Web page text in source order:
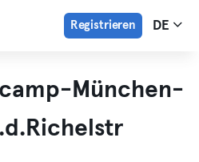
Registrieren DE
München-